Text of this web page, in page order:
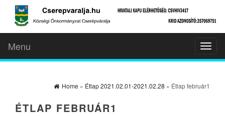
Menu
Home » Étlap 2021.02.01-2021.02.28 » Étlap február1
ÉTLAP FEBRUÁR1